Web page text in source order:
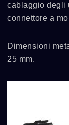
cablaggio degli
connettore a
Dimensioni
25 mm.